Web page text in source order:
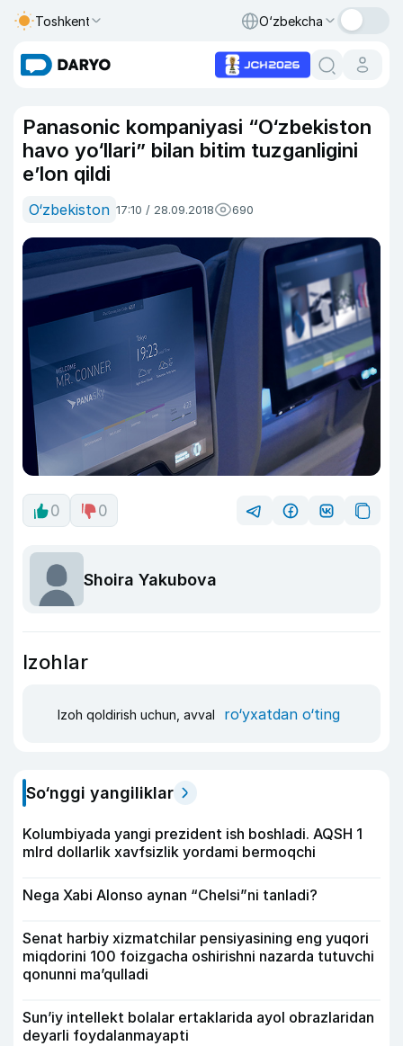
Toshkent O‘zbekcha
Panasonic kompaniyasi “O‘zbekiston
havo yo‘llari” bilan bitim tuzganligini
e’lon qildi
O‘zbekiston 17:10 / 28.09.2018 690
0 0
Shoira Yakubova
Izohlar
Izoh qoldirish uchun, avval ro‘yxatdan o‘ting
So‘nggi yangiliklar
Kolumbiyada yangi prezident ish boshladi. AQSH 1
mlrd dollarlik xavfsizlik yordami bermoqchi
Nega Xabi Alonso aynan “Chelsi”ni tanladi?
Senat harbiy xizmatchilar pensiyasining eng yuqori
miqdorini 100 foizgacha oshirishni nazarda tutuvchi
qonunni ma’qulladi
Sun’iy intellekt bolalar ertaklarida ayol obrazlaridan
deyarli foydalanmayapti